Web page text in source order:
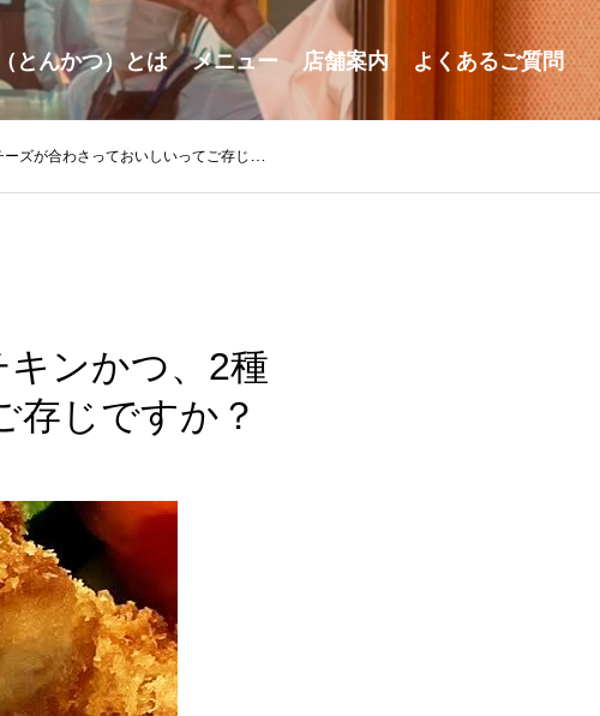
とんかつ）とは メニュー 店舗案内 よくあるご質問
合わさっておいしいってご存じですか？
キンかつ、2種
存じですか？